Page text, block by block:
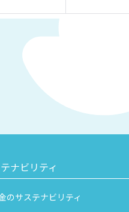
ナビリティ
のサステナビリティ